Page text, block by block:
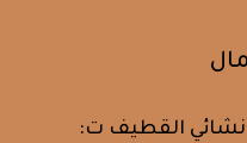
القطيف ت: